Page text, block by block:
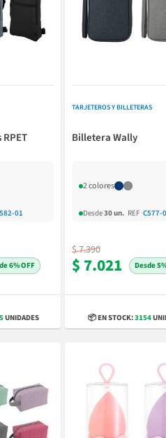
01
6% OFF
UNIDADES
TARJETEROS Y BILLETERAS
Billetera Wally
2 colores
Desde30 un. REF ·C577-
$ 7.390
$ 7.021
📦 EN STOCK:3154